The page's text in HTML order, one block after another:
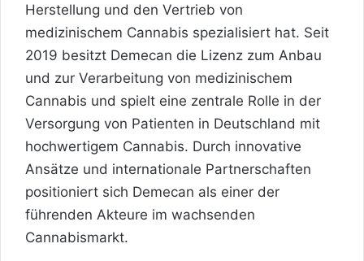
Herstellung und den Vertrieb von
medizinischem Cannabis spezialisiert hat. Seit
2019 besitzt Demecan die Lizenz zum Anbau
und zur Verarbeitung von medizinischem
Cannabis und spielt eine zentrale Rolle in der
Versorgung von Patienten in Deutschland mit
hochwertigem Cannabis. Durch innovative
Ansätze und internationale Partnerschaften
positioniert sich Demecan als einer der
führenden Akteure im wachsenden
Cannabismarkt.